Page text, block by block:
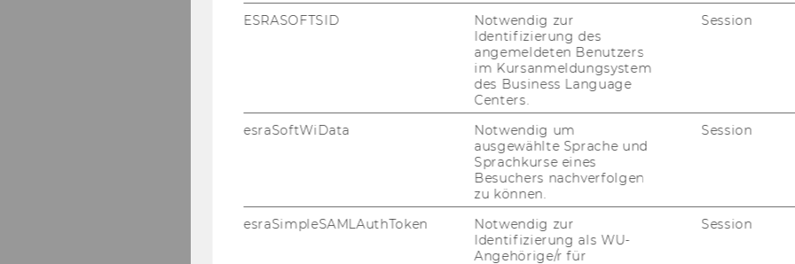
ESRASOFTSID
Notwendig zur
Identifizierung des
angemeldeten Benutzers
im Kursanmeldungsystem
des Business Language
Centers.
Session
esraSoftWiData
Notwendig um
ausgewählte Sprache und
Sprachkurse eines
Besuchers nachverfolgen
zu können.
Session
esraSimpleSAMLAuthToken
Notwendig zur
Identifizierung als WU-
Angehörige/r für
Session